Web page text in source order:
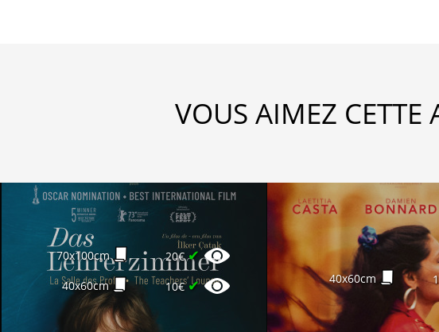
VOUS AIMEZ CETTE
70x100cm 20€✔
40x60cm 10€✔ 40x60cm